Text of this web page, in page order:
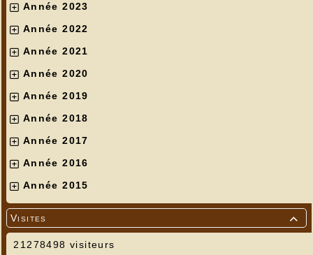
Année 2023
Année 2022
Année 2021
Année 2020
Année 2019
Année 2018
Année 2017
Année 2016
Année 2015

Visites
21278498 visiteurs